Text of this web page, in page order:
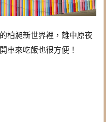
柏昶新世界裡，離中原夜
車來吃飯也很方便！